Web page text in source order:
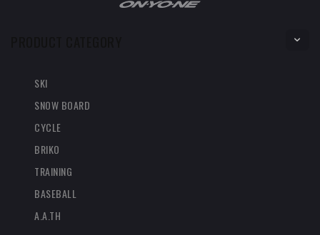
SKI
SNOW BOARD
CYCLE
BRIKO
TRAINING
BASEBALL
A.A.TH